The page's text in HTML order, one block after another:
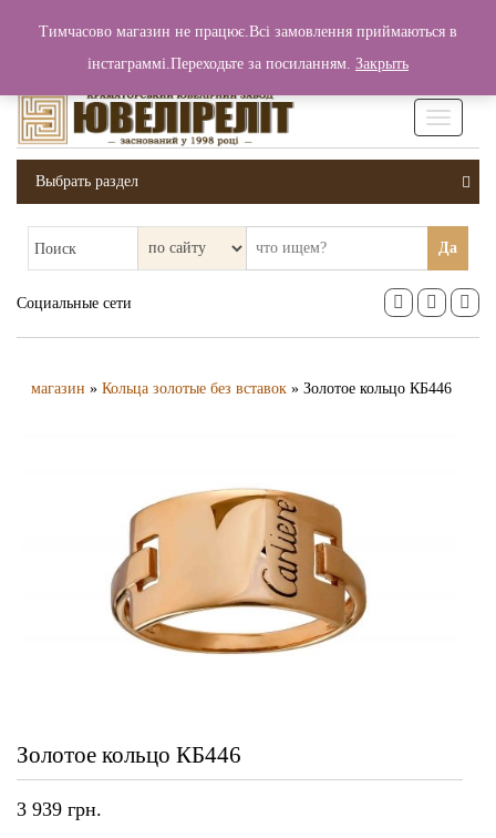
Вход / Регистрация 0 грн.
Выбрать раздел
Поиск Да
Социальные сети
магазин » Кольца золотые без вставок » Золотое кольцо КБ446
Золотое кольцо КБ446
3 939 грн.
Тимчасово магазин не працює.Всі замовлення приймаються в
інстаграммі.Переходьте за посиланням. Закрыть